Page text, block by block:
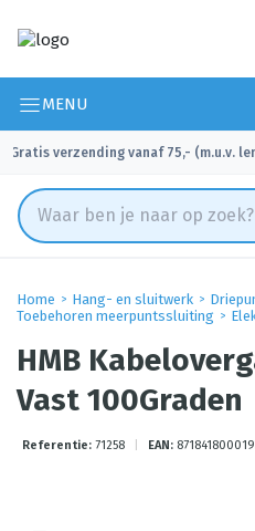
MENU
Gratis verzending vanaf 75,- (m.u.v.
Home Hang- en sluitwerk
Toebehoren meerpuntssluiting
HMB
Vast 100Graden
Referentie: 71258 EAN: